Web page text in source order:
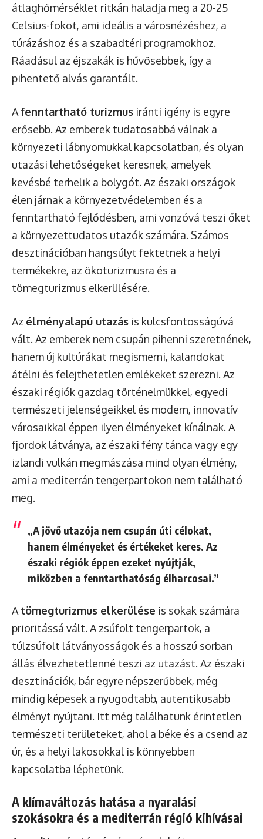
átlaghőmérséklet ritkán haladja meg a 20-25
Celsius-fokot, ami ideális a városnézéshez, a
túrázáshoz és a szabadtéri programokhoz.
Ráadásul az éjszakák is hűvösebbek, így a
pihentető alvás garantált.
Afenntartható turizmus iránti igény is egyre
erősebb. Az emberek tudatosabbá válnak a
környezeti lábnyomukkal kapcsolatban, és olyan
utazási lehetőségeket keresnek, amelyek
kevésbé terhelik a bolygót. Az északi országok
élen járnak a környezetvédelemben és a
fenntartható fejlődésben, ami vonzóvá teszi őket
a környezettudatos utazók számára. Számos
desztinációban hangsúlyt fektetnek a helyi
termékekre, az ökoturizmusra és a
tömegturizmus elkerülésére.
Az élményalapú utazás is kulcsfontosságúvá
vált. Az emberek nem csupán pihenni szeretnének,
hanem új kultúrákat megismerni, kalandokat
átélni és felejthetetlen emlékeket szerezni. Az
északi régiók gazdag történelmükkel, egyedi
természeti jelenségeikkel és modern, innovatív
városaikkal éppen ilyen élményeket kínálnak. A
fjordok látványa, az északi fény tánca vagy egy
izlandi vulkán megmászása mind olyan élmény,
ami a mediterrán tengerpartokon nem található
meg.
„A jövő utazója nem csupán úti célokat,
hanem élményeket és értékeket keres. Az
északi régiók éppen ezeket nyújtják,
miközben a fenntarthatóság élharcosai.”
A tömegturizmus elkerülése is sokak számára
prioritássá vált. A zsúfolt tengerpartok, a
túlzsúfolt látványosságok és a hosszú sorban
állás élvezhetetlenné teszi az utazást. Az északi
desztinációk, bár egyre népszerűbbek, még
mindig képesek a nyugodtabb, autentikusabb
élményt nyújtani. Itt még találhatunk érintetlen
természeti területeket, ahol a béke és a csend az
úr, és a helyi lakosokkal is könnyebben
kapcsolatba léphetünk.
A klímaváltozás hatása a nyaralási
szokásokra és a mediterrán régió kihívásai